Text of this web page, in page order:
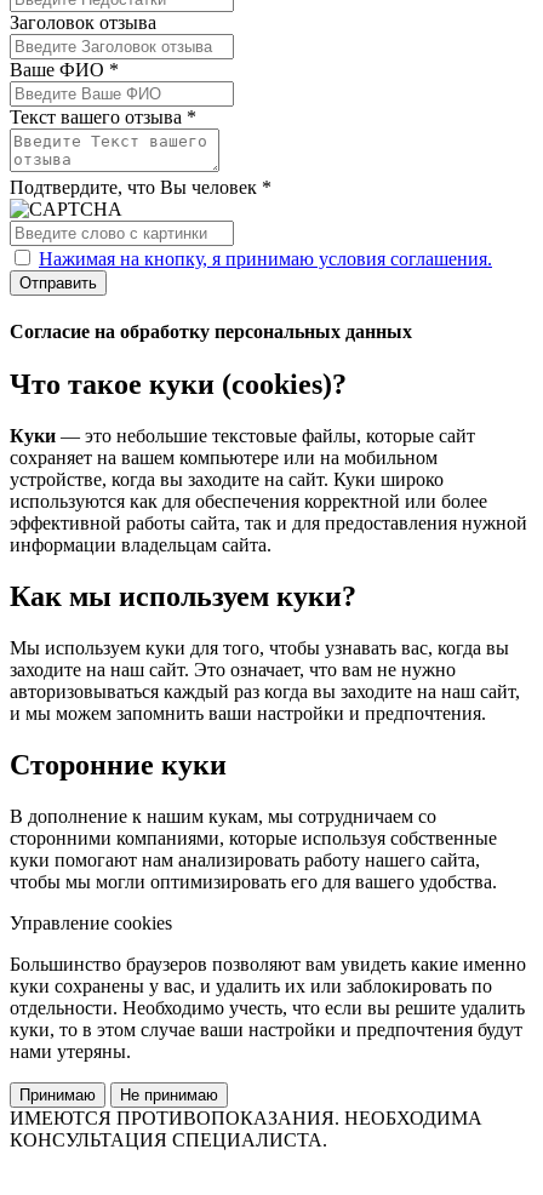
Заголовок отзыва
Ваше ФИО *
Текст вашего отзыва *
Подтвердите, что Вы человек *
Нажимая на кнопку, я принимаю условия соглашения.
Отправить
Согласие на обработку персональных данных
Что такое куки (cookies)?
Куки — это небольшие текстовые файлы, которые сайт
сохраняет на вашем компьютере или на мобильном
устройстве, когда вы заходите на сайт. Куки широко
используются как для обеспечения корректной или более
эффективной работы сайта, так и для предоставления нужной
информации владельцам сайта.
Как мы используем куки?
Мы используем куки для того, чтобы узнавать вас, когда вы
заходите на наш сайт. Это означает, что вам не нужно
авторизовываться каждый раз когда вы заходите на наш сайт,
и мы можем запомнить ваши настройки и предпочтения.
Сторонние куки
В дополнение к нашим кукам, мы сотрудничаем со
сторонними компаниями, которые используя собственные
куки помогают нам анализировать работу нашего сайта,
чтобы мы могли оптимизировать его для вашего удобства.
Управление cookies
Большинство браузеров позволяют вам увидеть какие именно
куки сохранены у вас, и удалить их или заблокировать по
отдельности. Необходимо учесть, что если вы решите удалить
куки, то в этом случае ваши настройки и предпочтения будут
нами утеряны.
Принимаю Не принимаю
ИМЕЮТСЯ ПРОТИВОПОКАЗАНИЯ. НЕОБХОДИМА
КОНСУЛЬТАЦИЯ СПЕЦИАЛИСТА.